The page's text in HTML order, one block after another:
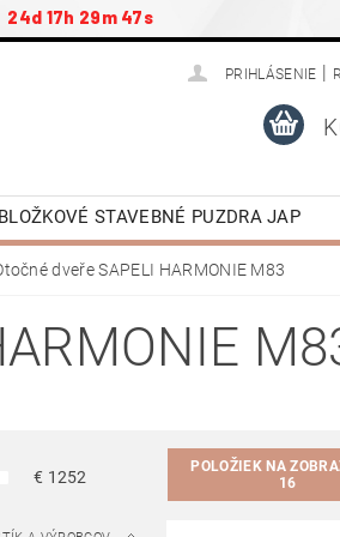
24d 17h 29m 46s
PRIHLÁSENIE
STAVEBNÉ PUZDRA JAP
PODKROVNÉ SCHODY JAP
VIDEONÁVODY
dveře SAPELI HARMONIE M83
€ 1252
POLOŽIEK NA
16